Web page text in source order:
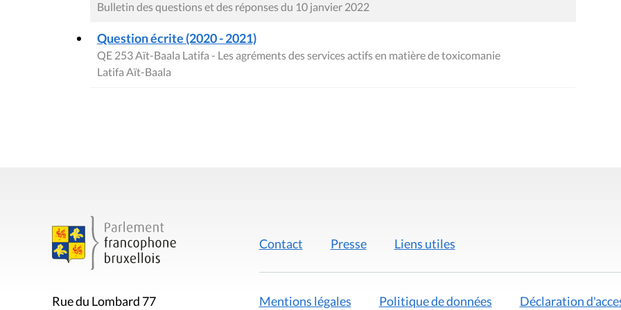
Bulletin des questions et des réponses du 10 janvier 2022
Question écrite (2020 - 2021)
QE 253 Aït-Baala Latifa - Les agréments des services actifs en matière de toxicomanie
Latifa Aït-Baala
Rue du Lombard 77
Contact Presse Liens utiles
Mentions légales Politique de données Déclaration